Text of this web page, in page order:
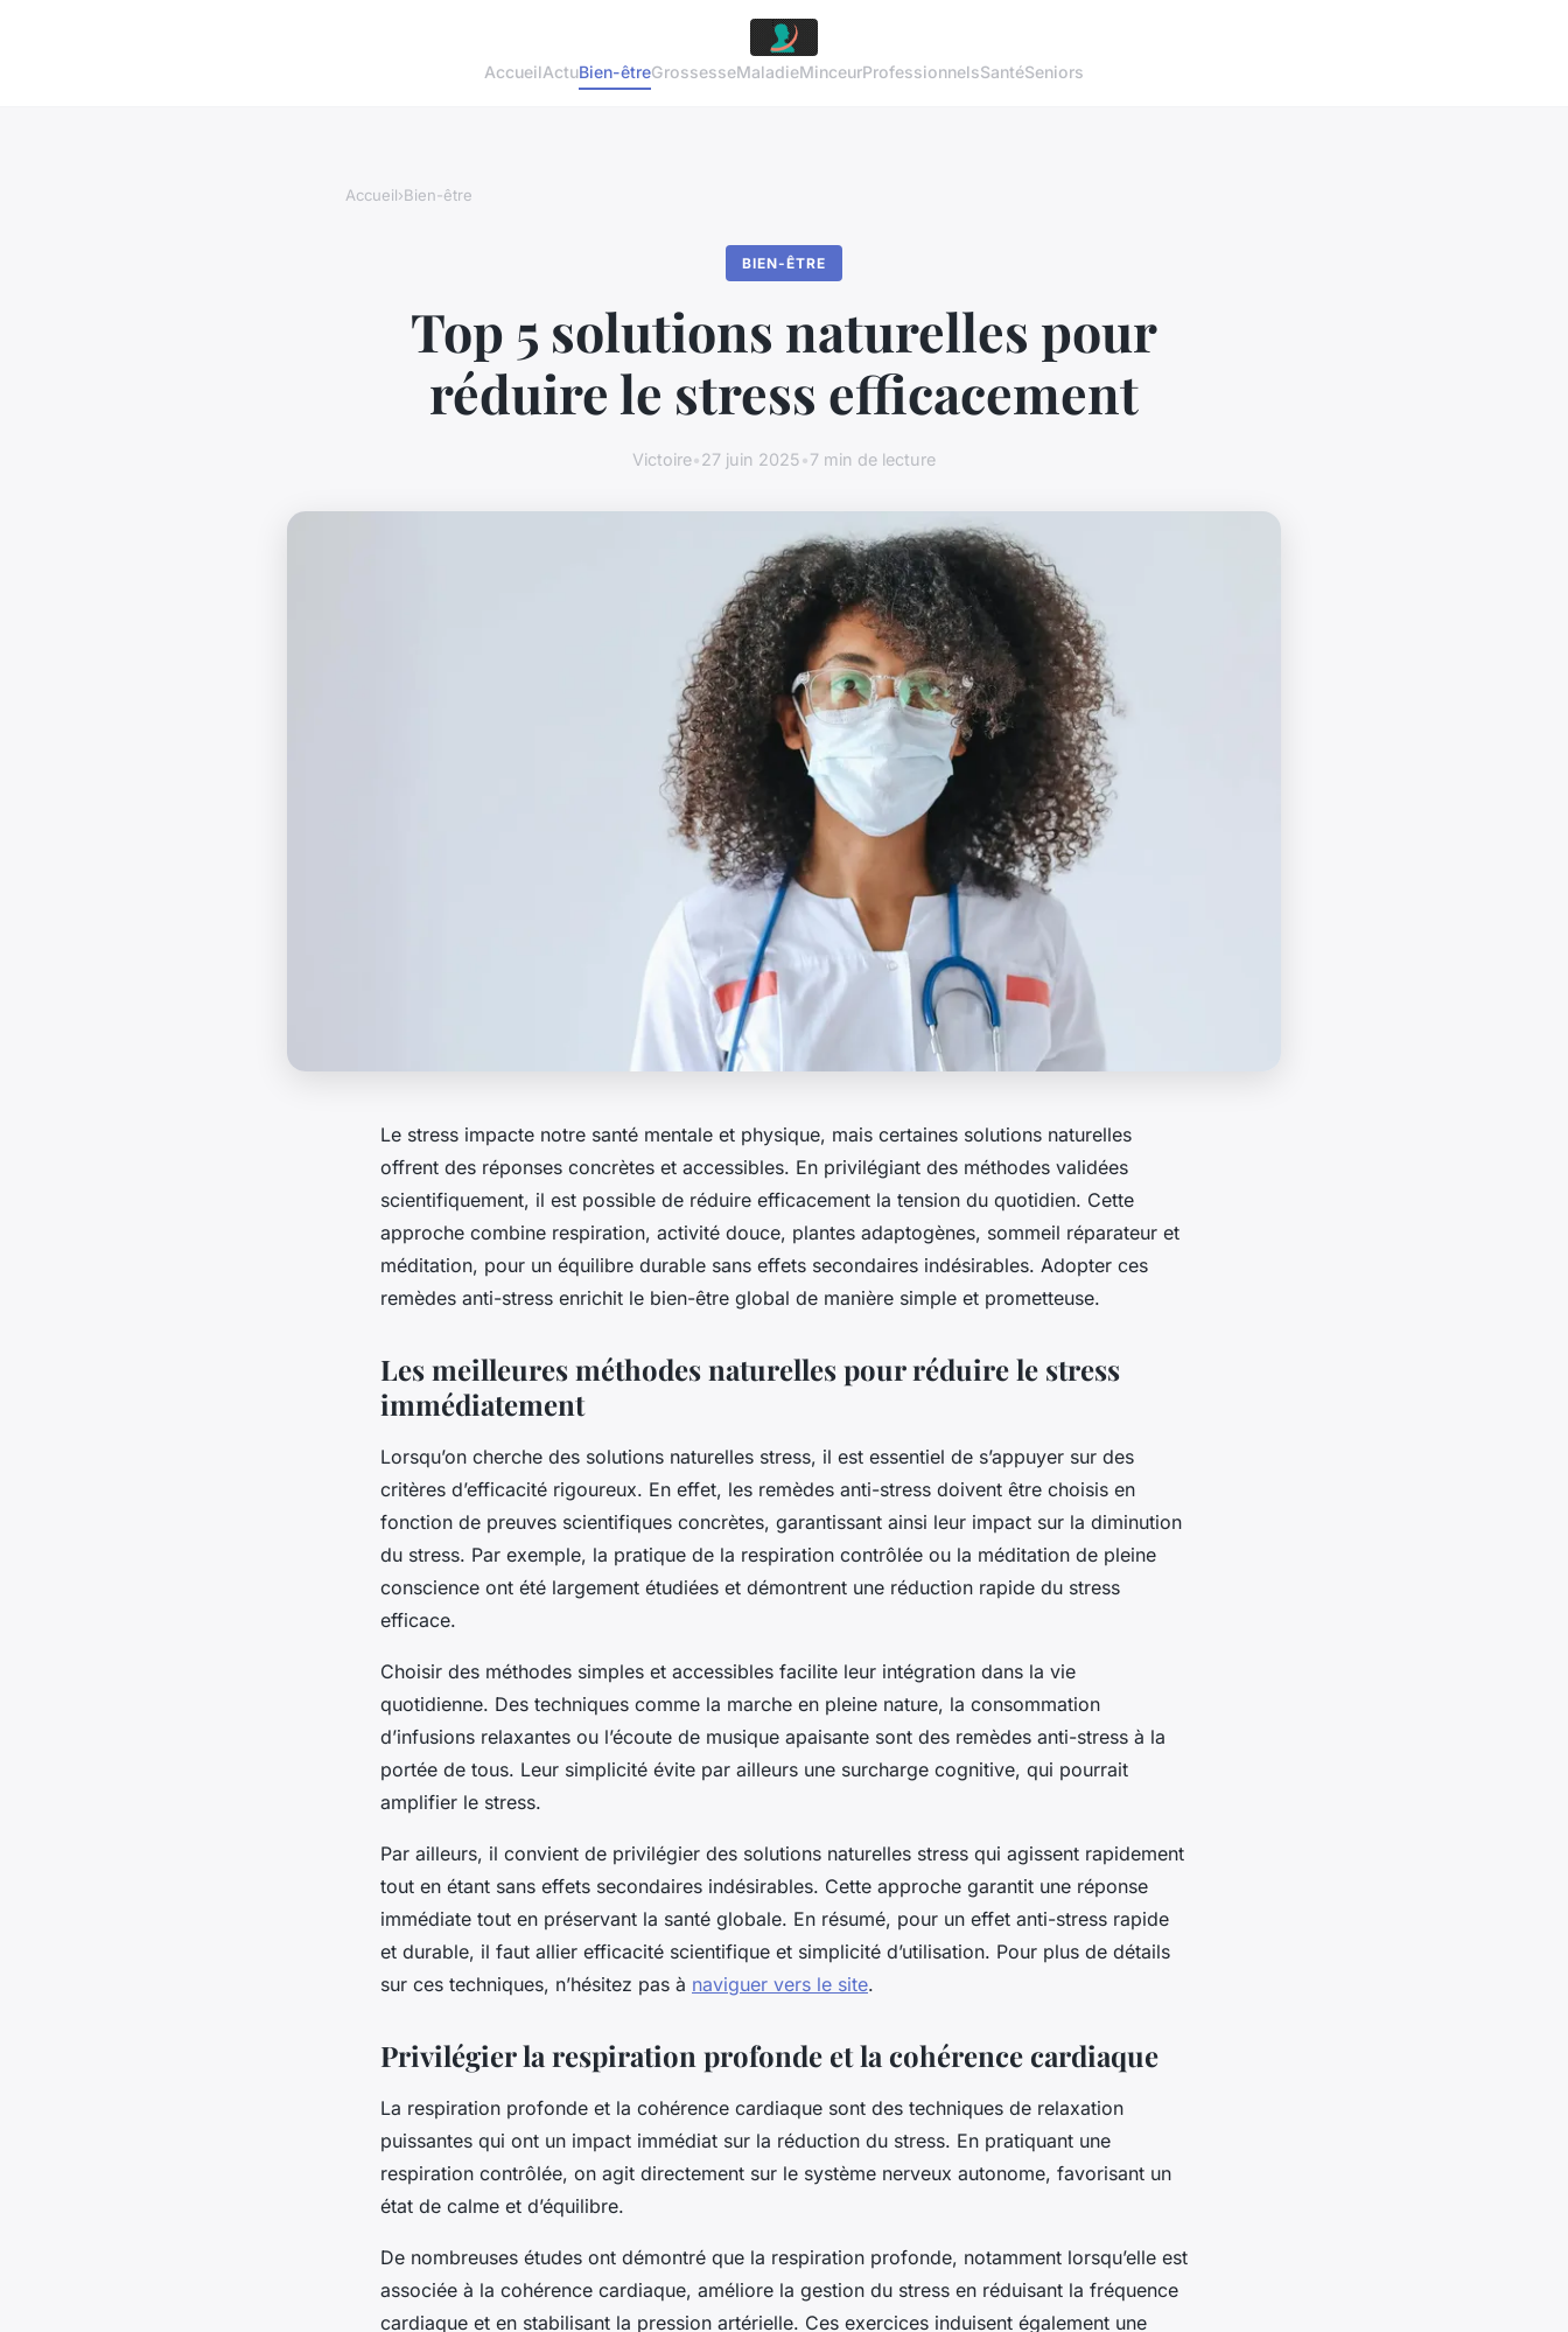
AccueilActuBien-êtreGrossesseMaladieMinceurProfessionnelsSantéSeniors
Accueil›Bien-être
BIEN-ÊTRE
Top 5 solutions naturelles pour
réduire le stress efficacement
Victoire•27 juin 2025•7 min de lecture
Le stress impacte notre santé mentale et physique, mais certaines solutions naturelles
offrent des réponses concrètes et accessibles. En privilégiant des méthodes validées
scientifiquement, il est possible de réduire efficacement la tension du quotidien. Cette
approche combine respiration, activité douce, plantes adaptogènes, sommeil réparateur et
méditation, pour un équilibre durable sans effets secondaires indésirables. Adopter ces
remèdes anti-stress enrichit le bien-être global de manière simple et prometteuse.
Les meilleures méthodes naturelles pour réduire le stress
immédiatement
Lorsqu’on cherche des solutions naturelles stress, il est essentiel de s’appuyer sur des
critères d’efficacité rigoureux. En effet, les remèdes anti-stress doivent être choisis en
fonction de preuves scientifiques concrètes, garantissant ainsi leur impact sur la diminution
du stress. Par exemple, la pratique de la respiration contrôlée ou la méditation de pleine
conscience ont été largement étudiées et démontrent une réduction rapide du stress
efficace.
Choisir des méthodes simples et accessibles facilite leur intégration dans la vie
quotidienne. Des techniques comme la marche en pleine nature, la consommation
d’infusions relaxantes ou l’écoute de musique apaisante sont des remèdes anti-stress à la
portée de tous. Leur simplicité évite par ailleurs une surcharge cognitive, qui pourrait
amplifier le stress.
Par ailleurs, il convient de privilégier des solutions naturelles stress qui agissent rapidement
tout en étant sans effets secondaires indésirables. Cette approche garantit une réponse
immédiate tout en préservant la santé globale. En résumé, pour un effet anti-stress rapide
et durable, il faut allier efficacité scientifique et simplicité d’utilisation. Pour plus de détails
sur ces techniques, n’hésitez pas à naviguer vers le site.
Privilégier la respiration profonde et la cohérence cardiaque
La respiration profonde et la cohérence cardiaque sont des techniques de relaxation
puissantes qui ont un impact immédiat sur la réduction du stress. En pratiquant une
respiration contrôlée, on agit directement sur le système nerveux autonome, favorisant un
état de calme et d’équilibre.
De nombreuses études ont démontré que la respiration profonde, notamment lorsqu’elle est
associée à la cohérence cardiaque, améliore la gestion du stress en réduisant la fréquence
cardiaque et en stabilisant la pression artérielle. Ces exercices induisent également une